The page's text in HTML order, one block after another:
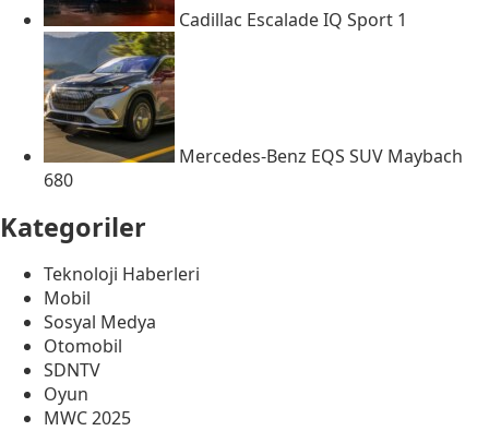
Cadillac Escalade IQ Sport 1
Mercedes-Benz EQS SUV Maybach
680
Kategoriler
Teknoloji Haberleri
Mobil
Sosyal Medya
Otomobil
SDNTV
Oyun
MWC 2025